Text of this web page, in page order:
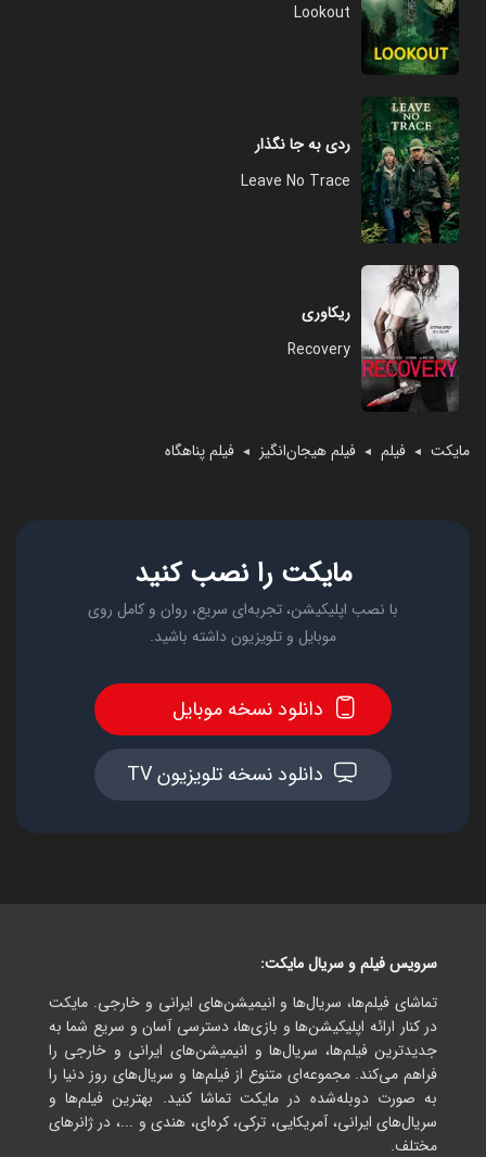
مایکت ◄ فیلم ◄ فیلم هیجان‌انگیز ◄ فیلم پناهگاه
Lookout
ردی به جا نگذار
Leave No Trace
ریکاوری
Recovery
مایکت را نصب کنید
با نصب اپلیکیشن، تجربه‌ای سریع، روان و کامل روی
موبایل و تلویزیون داشته باشید.
دانلود نسخه موبایل
دانلود نسخه تلویزیون TV
سرویس فیلم و سریال مایکت:
تماشای فیلم‌ها، سریال‌ها و انیمیشن‌های ایرانی و خارجی. مایکت
در کنار ارائه اپلیکیشن‌ها و بازی‌ها، دسترسی آسان و سریع شما به
جدیدترین فیلم‌ها، سریال‌ها و انیمیشن‌های ایرانی و خارجی را
فراهم می‌کند. مجموعه‌ای متنوع از فیلم‌ها و سریال‌های روز دنیا را
به صورت دوبله‌شده در مایکت تماشا کنید. بهترین فیلم‌ها و
سریال‌های ایرانی، آمریکایی، ترکی، کره‌ای، هندی و ...، در ژانرهای
مختلف.